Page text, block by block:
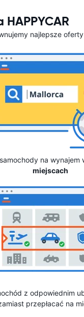
HAPPYCAR
najlepsze oferty
na wynajem
miejscach
z odpowiednim
przepłacać na